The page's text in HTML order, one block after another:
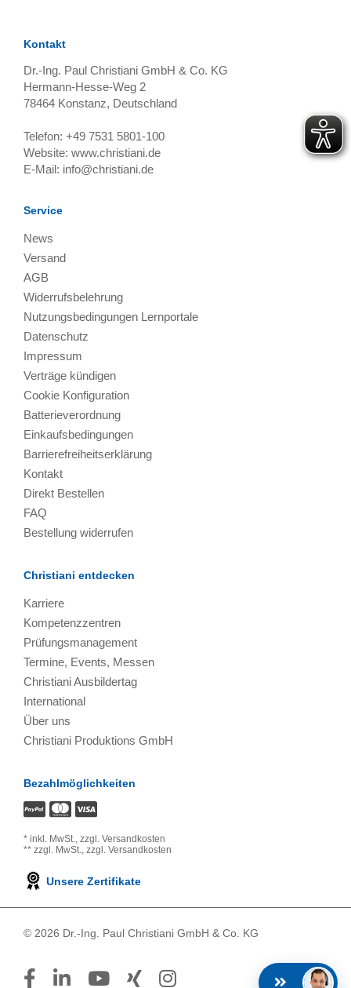
Kontakt
Dr.-Ing. Paul Christiani GmbH & Co. KG
Hermann-Hesse-Weg 2
78464 Konstanz, Deutschland
Telefon: +49 7531 5801-100
Website: www.christiani.de
E-Mail: info@christiani.de
Service
News
Versand
AGB
Widerrufsbelehrung
Nutzungsbedingungen Lernportale
Datenschutz
Impressum
Verträge kündigen
Cookie Konfiguration
Batterieverordnung
Einkaufsbedingungen
Barrierefreiheitserklärung
Kontakt
Direkt Bestellen
FAQ
Bestellung widerrufen
Christiani entdecken
Karriere
Kompetenzzentren
Prüfungsmanagement
Termine, Events, Messen
Christiani Ausbildertag
International
Über uns
Christiani Produktions GmbH
Bezahlmöglichkeiten
* inkl. MwSt., zzgl. Versandkosten
** zzgl. MwSt., zzgl. Versandkosten
Unsere Zertifikate
© 2026 Dr.-Ing. Paul Christiani GmbH & Co. KG